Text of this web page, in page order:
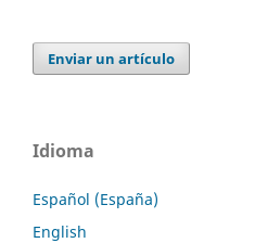
Enviar un artículo
Idioma
Español (España)
English